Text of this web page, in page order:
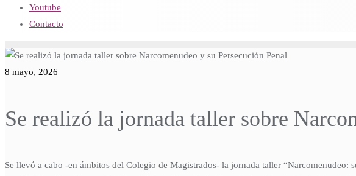
Youtube
Contacto
8 mayo, 2026
Se realizó la jornada taller sobre
Se llevó a cabo -en ámbitos del Colegio de Magistrados- la jornada taller